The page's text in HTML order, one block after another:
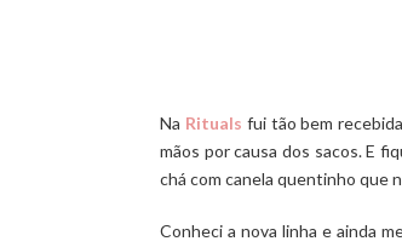
Na Rituals fui tão bem
mãos por causa dos sacos. E
chá com canela quentinho que
Conheci a nova linha e ainda